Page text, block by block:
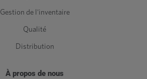
Gestion de l'inventaire
Qualité
Distribution
À propos de nous